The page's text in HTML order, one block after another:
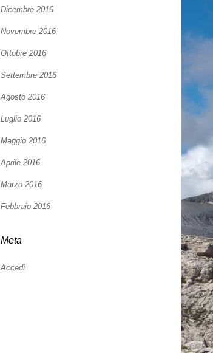
Dicembre 2016
Novembre 2016
Ottobre 2016
Settembre 2016
Agosto 2016
Luglio 2016
Maggio 2016
Aprile 2016
Marzo 2016
Febbraio 2016
Meta
Accedi